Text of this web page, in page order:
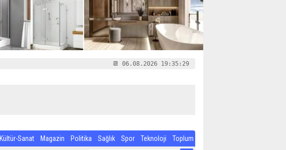
📆 06.08.2026 19:35:30
Kültür-Sanat Magazin Politika Sağlık Spor Teknoloji Toplum